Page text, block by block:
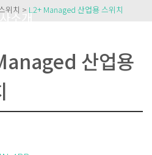
소개
위치 > L2+ Managed 산업용 스위치
산업용